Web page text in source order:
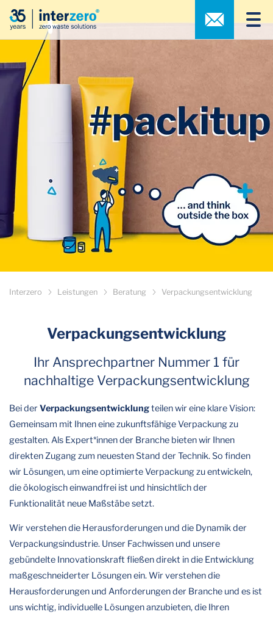
Interzero Leistungen Beratung Verpackungsentwicklung
Verpackungsentwicklung
Ihr Ansprechpartner Nummer 1 für
nachhaltige Verpackungsentwicklung
Bei derVerpackungsentwicklungteilen wir eine klare Vision:
Gemeinsam mit Ihnen eine zukunftsfähige Verpackung zu
gestalten. Als Expert*innen der Branche bieten wir Ihnen
direkten Zugang zum neuesten Stand der Technik. So finden
wir Lösungen, um eine optimierte Verpackung zu entwickeln,
die ökologisch einwandfrei ist und hinsichtlich der
Funktionalität neue Maßstäbe setzt.
Wir verstehen die Herausforderungen und die Dynamik der
Verpackungsindustrie. Unser Fachwissen und unsere
gebündelte Innovationskraft fließen direkt in die Entwicklung
maßgeschneiderter Lösungen ein. Wir verstehen die
Herausforderungen und Anforderungen der Branche und es ist
uns wichtig, individuelle Lösungen anzubieten, die Ihren